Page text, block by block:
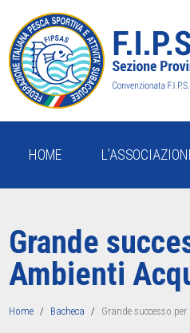
HOME
Grande
Ambienti
Home Bacheca Grande successo